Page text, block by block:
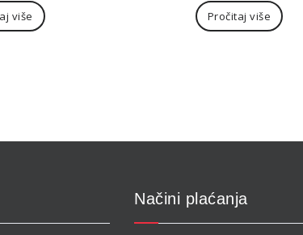
više Pročitaj više
Načini plaćanja